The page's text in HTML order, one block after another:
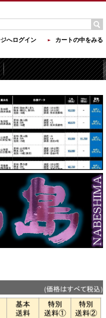
へログイン カートの中をみる